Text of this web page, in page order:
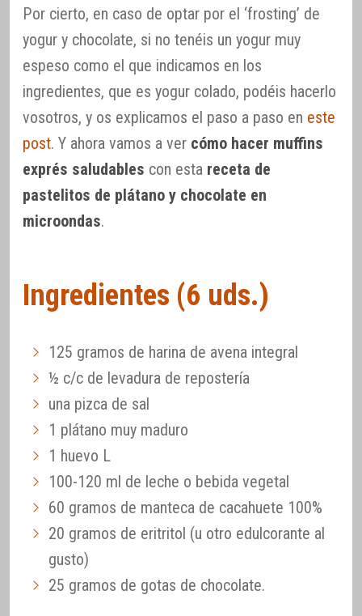
Por cierto, en caso de optar por el ‘frosting’ de
yogur y chocolate, si no tenéis un yogur muy
espeso como el que indicamos en los
ingredientes, que es yogur colado, podéis hacerlo
vosotros, y os explicamos el paso a paso en este
post. Y ahora vamos a ver cómo hacer muffins
exprés saludables con esta receta de
pastelitos de plátano y chocolate en
microondas.
Ingredientes (6 uds.)
125 gramos de harina de avena integral
½ c/c de levadura de repostería
una pizca de sal
1 plátano muy maduro
1 huevo L
100-120 ml de leche o bebida vegetal
60 gramos de manteca de cacahuete 100%
20 gramos de eritritol (u otro edulcorante al
gusto)
25 gramos de gotas de chocolate.